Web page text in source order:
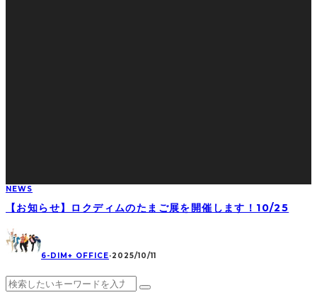
NEWS
【お知らせ】ロクディムのたまご展を開催します！10/25
6-DIM+ OFFICE·2025/10/11